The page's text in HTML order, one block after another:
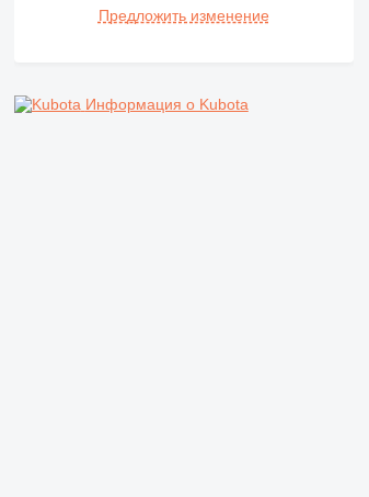
Предложить изменение
Информация о Kubota